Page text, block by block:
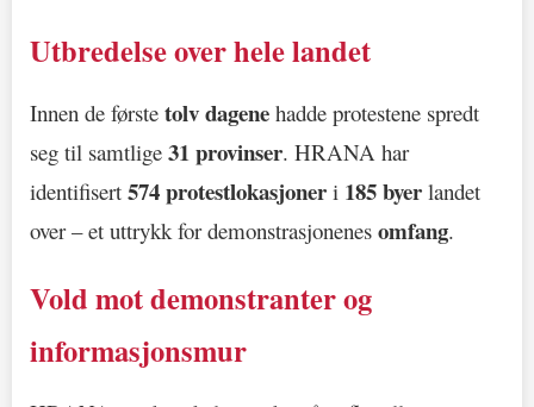
Utbredelse over hele landet
Innen de første tolv dagene hadde protestene spredt
seg til samtlige 31 provinser. HRANA har
identifisert 574 protestlokasjoner i 185 byer landet
over – et uttrykk for demonstrasjonenes omfang.
Vold mot demonstranter og
informasjonsmur